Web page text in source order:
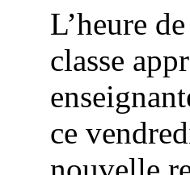
L’heure
classe
ce